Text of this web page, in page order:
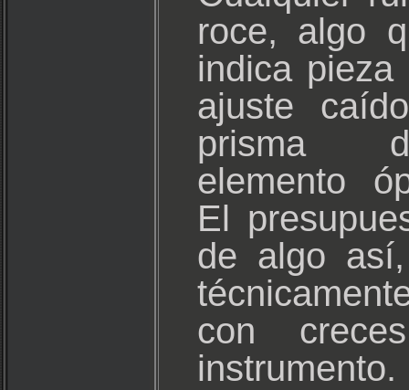
roce, algo
indica
ajuste
prisma
elemento
El
de algo
con
instrumento.